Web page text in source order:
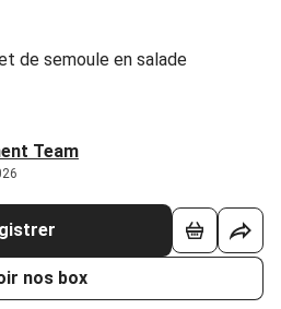
de semoule en salade
Team
nos box